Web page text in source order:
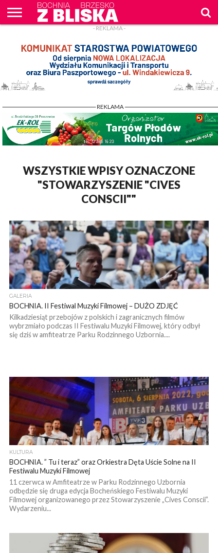
WPROST
REKLAM
- REKLAMA -
- REKLAMA -
WSZYSTKIE WPISY OZNACZONE
"STOWARZYSZENIE "CIVES
CONSCII""
GALERIA
BOCHNIA. II Festiwal Muzyki Filmowej – DUŻO ZDJĘĆ
Kilkadziesiąt przebojów z polskich i zagranicznych filmów
wybrzmiało podczas II Festiwalu Muzyki Filmowej, który odbył
się dziś w amfiteatrze Parku Rodzinnego Uzbornia....
KULTURA
BOCHNIA. ” Tu i teraz” oraz Orkiestra Dęta Uście Solne na II
Festiwalu Muzyki Filmowej
11 czerwca w Amfiteatrze w Parku Rodzinnego Uzbornia
odbędzie się druga edycja Bocheńskiego Festiwalu Muzyki
Filmowej organizowanego przez Stowarzyszenie „Cives Conscii”.
Wydarzeniu...